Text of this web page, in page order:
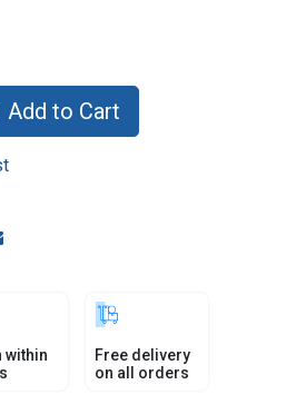
Add to Cart
within
Free delivery
on all orders